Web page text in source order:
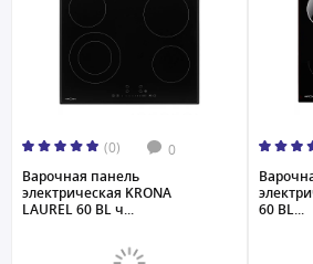
(0) 0
Варочная панель
электрическая KRONA
LAUREL 60 BL ч...
60 BL...